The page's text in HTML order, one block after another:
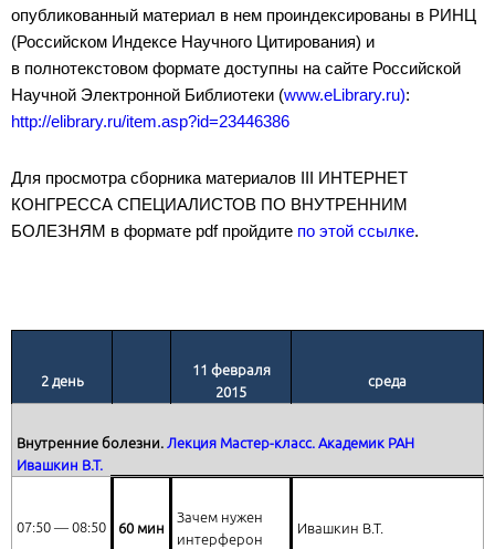
опубликованный материал в нем проиндексированы в РИНЦ
(Российском Индексе Научного Цитирования) и
в полнотекстовом формате доступны на сайте Российской
Научной Электронной Библиотеки (www.eLibrary.ru):
http://elibrary.ru/item.asp?id=23446386
Для просмотра сборника материалов III ИНТЕРНЕТ
КОНГРЕССА СПЕЦИАЛИСТОВ ПО ВНУТРЕННИМ
БОЛЕЗНЯМ в формате pdf пройдите по этой ссылке.
2 день
11 февраля
201 5
среда
Внутренние болезни. Лекция Мастер-класс. Академик РАН
Ивашкин В.Т.
07:50 ― 08:50 60 мин
Зачем нужен
интерферон
Ивашкин В.Т.